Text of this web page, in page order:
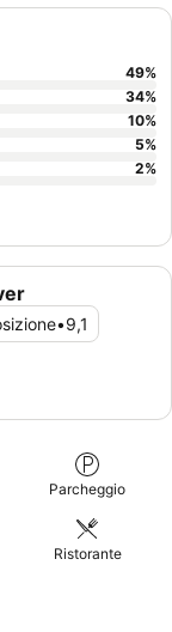
•9,1
49%
34%
10%
5%
2%
Parcheggio
Ristorante